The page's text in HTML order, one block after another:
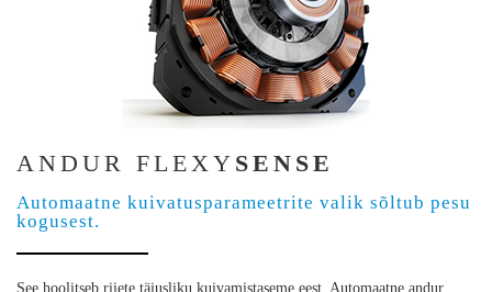
ANDUR FLEXY SENSE
Automaatne kuivatusparameetrite valik sõltub pesu
kogusest.
See hoolitseb riiete täiusliku kuivamistaseme eest. Automaatne andur